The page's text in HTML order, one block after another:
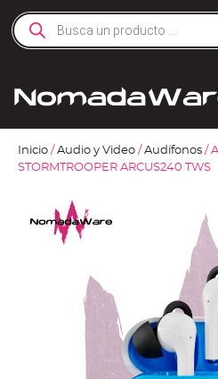
Inicio / Audio y Video / Audífonos /
STORMTROOPER ARCUS240 TWS